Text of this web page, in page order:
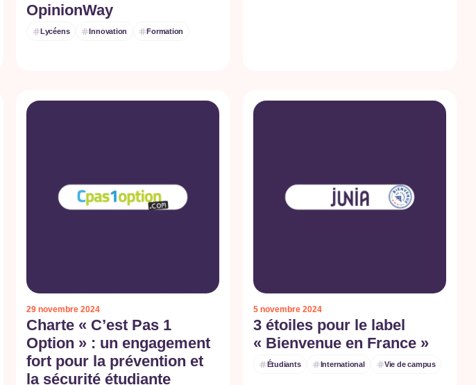
OpinionWay
Lycéens Innovation Formation
29 novembre 2024
Charte « C’est Pas 1
Option » : un engagement
fort pour la prévention et
la sécurité étudiante
5 novembre 2024
3 étoiles pour le label
« Bienvenue en France »
Étudiants International Vie de campus